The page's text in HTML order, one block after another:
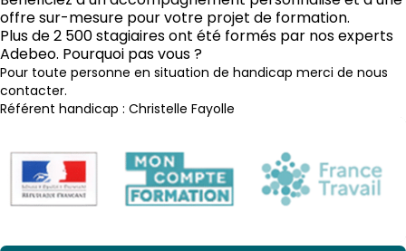
offre sur-mesure pour votre projet de formation.
Plus de 2 500 stagiaires ont été formés par nos experts
Adebeo. Pourquoi pas vous ?
Pour toute personne en situation de handicap merci de nous
contacter.
Référent handicap : Christelle Fayolle